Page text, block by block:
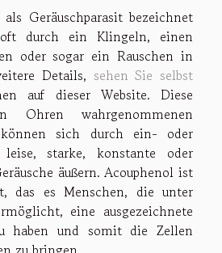
Geräuschparasit bezeichnet
durch ein Klingeln, einen
oder sogar ein Rauschen in
Details, sehen Sie selbst
auf dieser Website. Diese
wahrgenommenen
können sich durch ein- oder
starke, konstante oder
äußern. Acouphenol ist
das es Menschen, die unter
eine ausgezeichnete
haben und somit die Zellen